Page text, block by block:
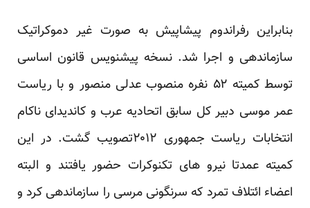
بنابراین رفراندوم پیشاپیش به صورت غیر دموکراتیک
سازماندهی و اجرا شد. نسخه پیشنویس قانون اساسی
توسط کمیته ۵۲ نفره منصوب عدلی منصور و با ریاست
عمر موسی دبیر کل سابق اتحادیه عرب و کاندیدای ناکام
انتخابات ریاست جمهوری ۲۰۱۲تصویب گشت. در این
کمیته عمدتا نیرو های تکنوکرات حضور یافتند و البته
اعضاء ائتلاف تمرد که سرنگونی مرسی را سازماندهی کرد و